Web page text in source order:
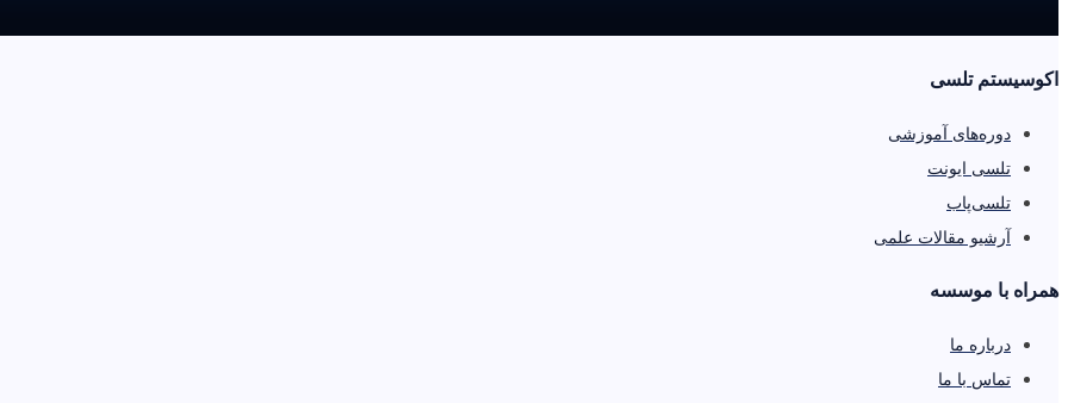
اکوسیستم تلسی
دوره‌های آموزشی
تلسی ایونت
تلسی‌پاب
آرشیو مقالات علمی
همراه با موسسه
درباره ما
تماس با ما